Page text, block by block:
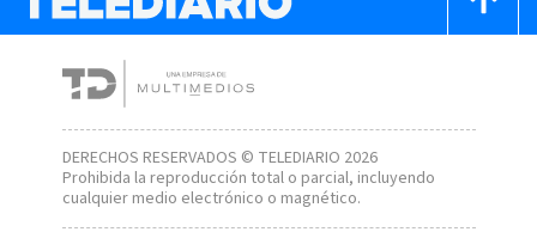
DERECHOS RESERVADOS © TELEDIARIO 2026
Prohibida la reproducción total o parcial, incluyendo
cualquier medio electrónico o magnético.